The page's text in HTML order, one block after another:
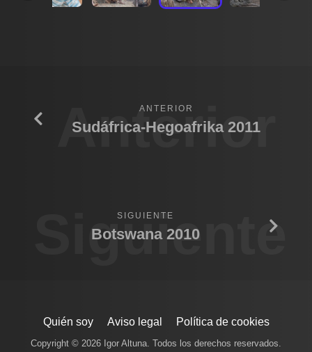
Anterior
ANTERIOR
Sudáfrica-Hegoafrika 2011
Siguiente
SIGUIENTE
Botswana 2010
Quién soy Aviso legal Política de cookies
Copyright © 2026 Igor Altuna. Todos los derechos reservados.